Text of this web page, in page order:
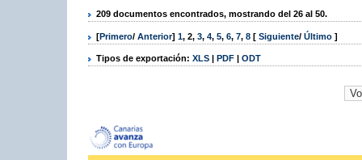
209 documentos encontrados, mostrando del 26 al 50.
[Primero/ Anterior] 1, 2, 3, 4, 5, 6, 7, 8 [ Siguiente/ Último ]
Tipos de exportación: XLS | PDF | ODT